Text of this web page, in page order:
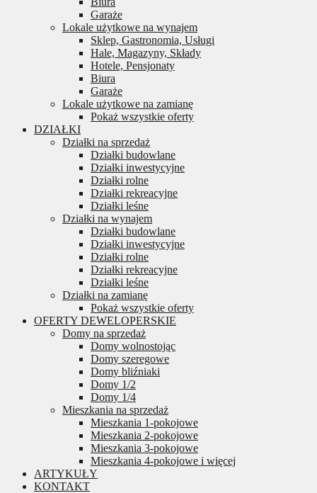
Garaże
Lokale użytkowe na wynajem
Sklep, Gastronomia, Usługi
Hale, Magazyny, Składy
Hotele, Pensjonaty
Biura
Garaże
Lokale użytkowe na zamianę
Pokaż wszystkie oferty
DZIAŁKI
Działki na sprzedaż
Działki budowlane
Działki inwestycyjne
Działki rolne
Działki rekreacyjne
Działki leśne
Działki na wynajem
Działki budowlane
Działki inwestycyjne
Działki rolne
Działki rekreacyjne
Działki leśne
Działki na zamianę
Pokaż wszystkie oferty
OFERTY DEWELOPERSKIE
Domy na sprzedaż
Domy wolnostojąc
Domy szeregowe
Domy bliźniaki
Domy 1/2
Domy 1/4
Mieszkania na sprzedaż
Mieszkania 1-pokojowe
Mieszkania 2-pokojowe
Mieszkania 3-pokojowe
Mieszkania 4-pokojowe i więcej
ARTYKUŁY
KONTAKT